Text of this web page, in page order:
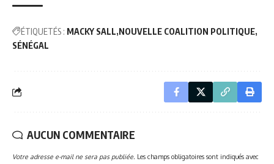
ÉTIQUETÉS : MACKY SALL NOUVELLE COALITION POLITIQUE
SÉNÉGAL
AUCUN COMMENTAIRE
Votre adresse e-mail ne sera pas publiée. Les champs obligatoires sont indiqués avec